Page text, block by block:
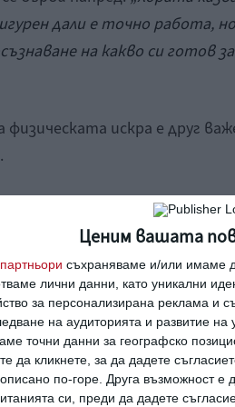
Ценим вашата
партньори съхраняваме и/или имаме
лични данни, като уникални
за персонализирана реклама и
на аудиторията и развитие на
точни данни за географско
да кликнете, за да дадете
описано по-горе. Друга възможност
си, преди да дадете
дали е точно работа,
на какво си готов
искра е друг
има нужда от топлина.
я разпалим и поддържаме.
ни“, заяви той.
За първи път се срещат,
г. „Лошо влияние“. Имат
Джон Оуен Лоу, на 28 години.